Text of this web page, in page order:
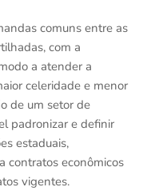
comuns entre as
com a
a atender a
celeridade e menor
de um setor de
padronizar e definir
estaduais,
contratos econômicos
vigentes.